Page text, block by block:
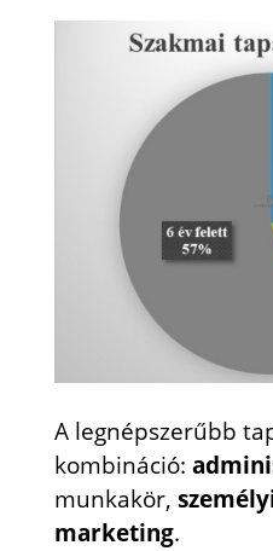
A legnépszerűbb
kombináció:
munkakör,
marketing.